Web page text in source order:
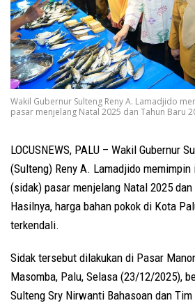
Wakil Gubernur Sulteng Reny A. Lamadjido
pasar menjelang Natal 2025 dan Tahun Baru
LOCUSNEWS, PALU – Wakil Gubernur
(Sulteng) Reny A. Lamadjido
(sidak) pasar menjelang Natal 2025 dan
Hasilnya, harga bahan pokok di Kota
terkendali.
Sidak tersebut dilakukan di Pasar
Masomba, Palu, Selasa (23/12/2025),
Sulteng Sry Nirwanti Bahasoan dan